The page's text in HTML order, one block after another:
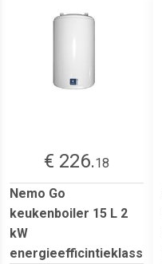
€ 226.18
Nemo Go
keukenboiler 15 L 2
kW
energieefficintieklass